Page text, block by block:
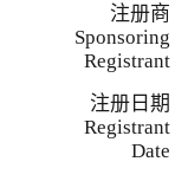
注册商
Sponsoring
Registrant
注册日期
Registrant
Date